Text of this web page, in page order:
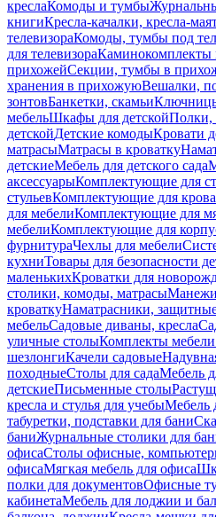
креслаКомоды и тумбы
книгиКресла-качалки, кресла-
телевизораКомоды, тумбы под
для телевизораКаминокомплекты
прихожейСекции, тумбы в
хранения в прихожуюВешалки,
зонтовБанкетки, скамьи
мебельШкафы для детскойПолки,
детскойДетские комодыКровати
матрасыМатрасы в кроватку
детскиеМебель для детского сада
аксессуарыКомплектующие для
стульевКомплектующие для
для мебелиКомплектующие для
мебелиКомплектующие для
фурнитураЧехлы для мебели
кухниТовары для безопасности
маленькихКроватки для
столики, комоды, матрасы
кроваткуНаматрасники,
мебельСадовые диваны, кресла
уличные столыКомплекты мебели
шезлонгиКачели садовые
походныеСтолы для садаМебель
детскиеПисьменные столы
кресла и стулья для учебыМебель
табуретки, подставки для бани
баниЖурнальные столики для
офисаСтолы офисные,
офисаМягкая мебель для офиса
полки для документовОфисные
кабинетаМебель для лоджии и